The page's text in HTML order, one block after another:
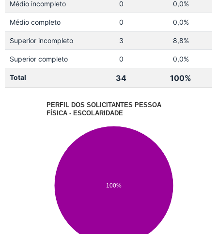
Médio incompleto 0 0,0%
Médio completo 0 0,0%
Superior incompleto 3 8,8%
Superior completo 0 0,0%
Total 34 100%
PERFIL DOS SOLICITANTES PESSOA
FÍSICA - ESCOLARIDADE
100%